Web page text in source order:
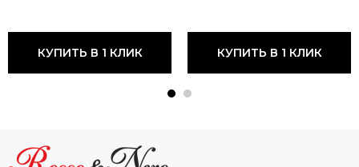
КУПИТЬ В 1 КЛИК КУПИТЬ В 1 КЛИК